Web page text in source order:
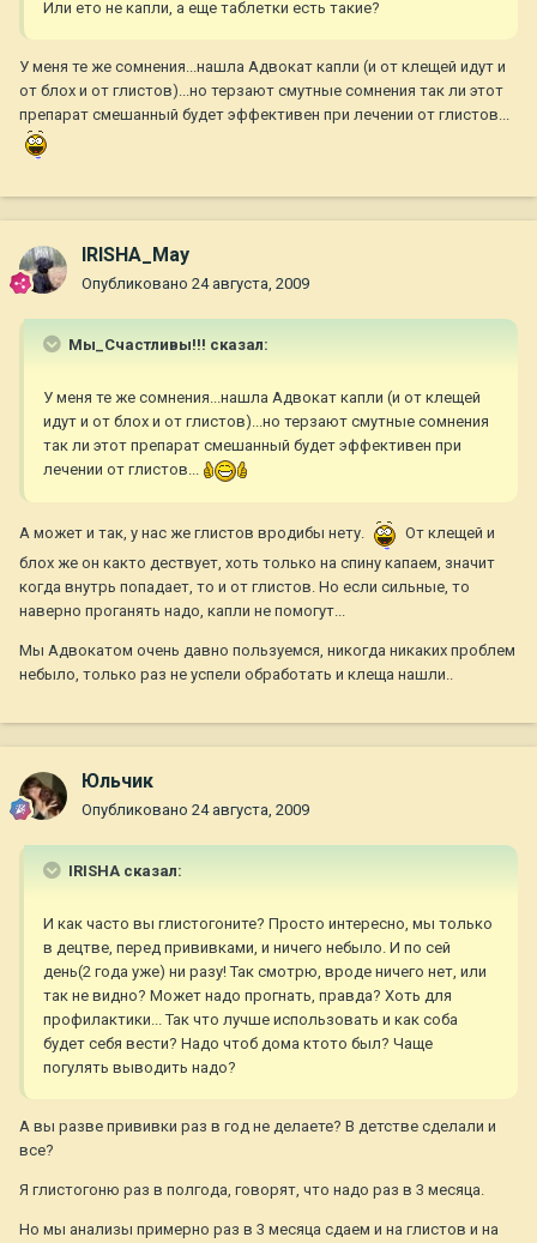
Или ето не капли, а еще таблетки есть такие?
У меня те же сомнения...нашла Адвокат капли (и от клещей идут и
от блох и от глистов)...но терзают смутные сомнения так ли этот
препарат смешанный будет эффективен при лечении от глистов...
IRISHA_May
Опубликовано 24 августа, 2009
Мы_Счастливы!!! сказал:
У меня те же сомнения...нашла Адвокат капли (и от клещей
идут и от блох и от глистов)...но терзают смутные сомнения
так ли этот препарат смешанный будет эффективен при
лечении от глистов...
А может и так, у нас же глистов вродибы нету.
От клещей и
блох же он както дествует, хоть только на спину капаем, значит
когда внутрь попадает, то и от глистов. Но если сильные, то
наверно проганять надо, капли не помогут...
Мы Адвокатом очень давно пользуемся, никогда никаких проблем
небыло, только раз не успели обработать и клеща нашли..
Юльчик
Опубликовано 24 августа, 2009
IRISHA сказал:
И как часто вы глистогоните? Просто интересно, мы только
в децтве, перед прививками, и ничего небыло. И по сей
день(2 года уже) ни разу! Так смотрю, вроде ничего нет, или
так не видно? Может надо прогнать, правда? Хоть для
профилактики... Так что лучше использовать и как соба
будет себя вести? Надо чтоб дома ктото был? Чаще
погулять выводить надо?
А вы разве прививки раз в год не делаете? В детстве сделали и
все?
Я глистогоню раз в полгода, говорят, что надо раз в 3 месяца.
Но мы анализы примерно раз в 3 месяца сдаем и на глистов и на